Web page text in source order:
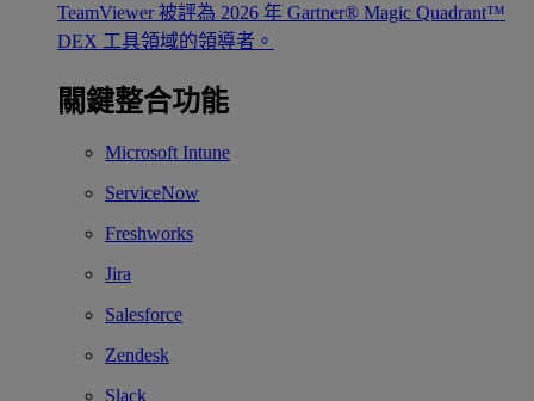
TeamViewer 被評為 2026 年 Gartner® Magic Quadrant™
DEX 工具領域的領導者。
關鍵整合功能
Microsoft Intune
ServiceNow
Freshworks
Jira
Salesforce
Zendesk
Slack